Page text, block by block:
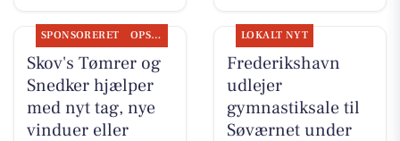
SPONSORERET OPSLAGSTAVLEN
Skov's Tømrer og
Snedker hjælper
med nyt tag, nye
vinduer eller
LOKALT NYT
Frederikshavn
udlejer
gymnastiksale til
Søværnet under